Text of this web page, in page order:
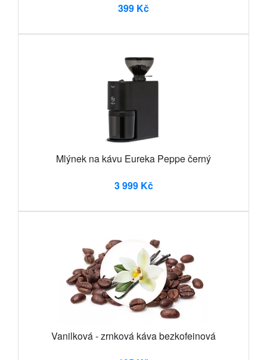
399 Kč
Mlýnek na kávu Eureka Peppe černý
3 999 Kč
Vanilková - zrnková káva bezkofeinová